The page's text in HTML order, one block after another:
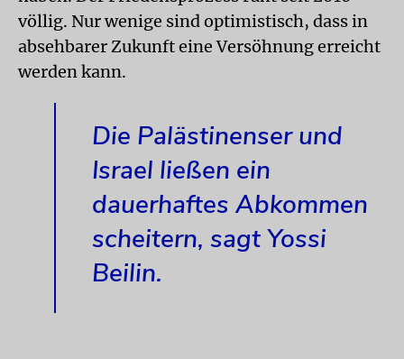
völlig. Nur wenige sind optimistisch, dass in
absehbarer Zukunft eine Versöhnung erreicht
werden kann.
Die Palästinenser und
Israel ließen ein
dauerhaftes Abkommen
scheitern, sagt Yossi
Beilin.